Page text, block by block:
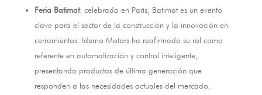
Feria Batimat: celebrada en París, Batimat es un evento
clave para el sector de la construcción y la innovación en
cerramientos. Idemo Motors ha reafirmado su rol como
referente en automatización y control inteligente,
presentando productos de última generación que
responden a las necesidades actuales del mercado